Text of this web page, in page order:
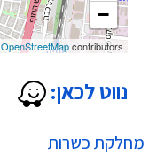
מחלקת כשרות
−
OpenStreetMapcontributors
נווט לכאן: